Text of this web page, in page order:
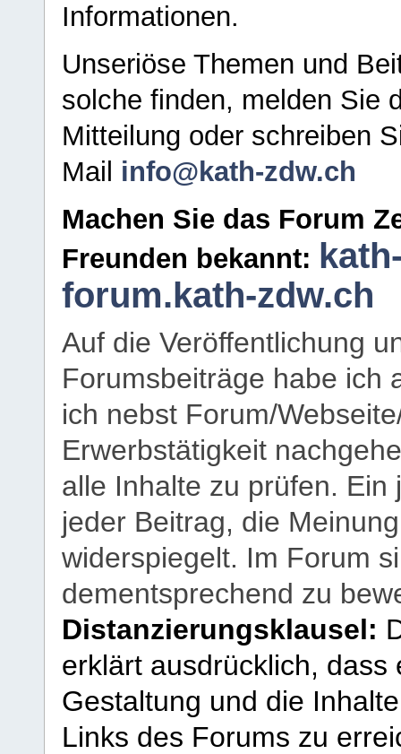
Informationen.
Unseriöse Themen und
solche finden, melden Sie
Mitteilung oder schreiben
Mail info@kath-zdw.ch
Machen Sie das Forum
Freunden bekannt:
forum.kath-zdw.ch
Auf die Veröffentlichung
Forumsbeiträge habe ich
ich nebst Forum/
Erwerbstätigkeit
alle Inhalte zu prüfen.
jeder Beitrag, die
widerspiegelt. Im Forum
dementsprechend zu
Distanzierungsklausel:
erklärt ausdrücklich,
Gestaltung und die
Links des Forums zu